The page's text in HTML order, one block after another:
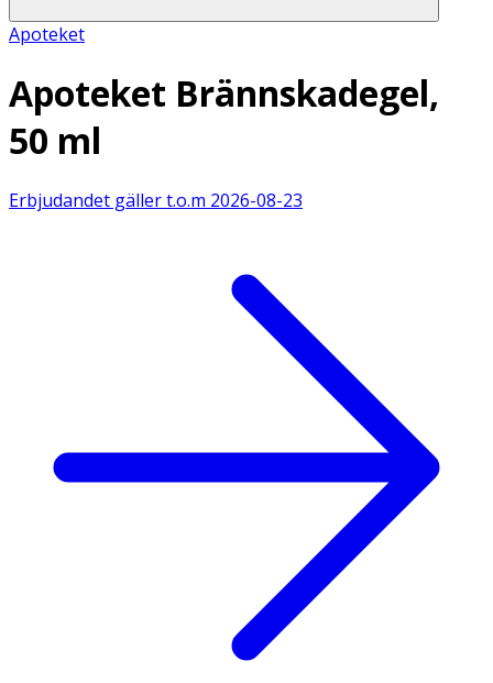
Apoteket
Apoteket Brännskadegel,
50 ml
Erbjudandet gäller t.o.m 2026-08-23